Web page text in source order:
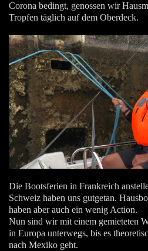
Corona bedingt, genossen wir
Tropfen täglich auf dem Oberdeck.
Die Bootsferien in Frankreich
Schweiz haben uns gutgetan.
haben aber auch ein wenig Action.
Nun sind wir mit einem gemieteten
in Europa unterwegs, bis es
nach Mexiko geht.